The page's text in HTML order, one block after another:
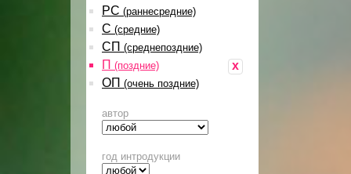
РС (раннесредние)
С (средние)
СП (среднепоздние)
x
П (поздние)
ОП (очень поздние)
автор
год интродукции